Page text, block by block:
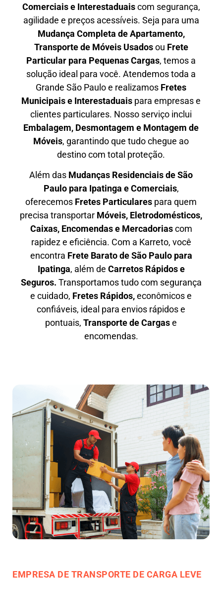
Comerciais e Interestaduaiscom segurança,
agilidade e preços acessíveis. Seja para uma
Mudança Completa de Apartamento,
Transporte de Móveis Usadosou Frete
Particular para Pequenas Cargas, temos a
solução ideal para você. Atendemostoda a
Grande São Pauloe realizamos Fretes
Municipais e Interestaduais para empresas e
clientes particulares. Nosso serviço inclui
Embalagem, Desmontagem e Montagem de
Móveis, garantindo que tudo chegue ao
destino com total proteção.
Além das Mudanças Residenciais de São
Paulo para Ipatinga e Comerciais,
oferecemos Fretes Particulares para quem
precisa transportar Móveis, Eletrodomésticos,
Caixas, Encomendas e Mercadoriascom
rapidez e eficiência. Com a Karreto, você
encontra Frete Baratode São Paulo para
Ipatinga, além de Carretos Rápidos e
Seguros. Transportamos tudo com segurança
e cuidado, Fretes Rápidos,econômicos e
confiáveis, ideal para envios rápidos e
pontuais, Transporte de Cargase
encomendas.
EMPRESA DE TRANSPORTE DE CARGA LEVE